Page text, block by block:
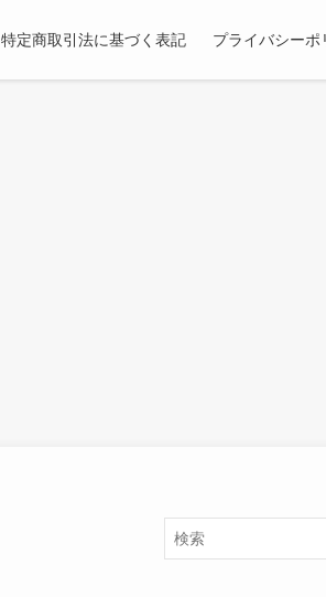
特定商取引法に基づく表記 プライバシーポ